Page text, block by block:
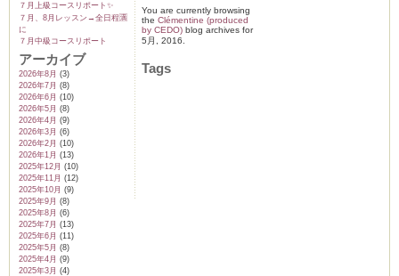
７月上級コースリポート✨️
７月、8月レッスン→全日程🈵
に
７月中級コースリポート
アーカイブ
2026年8月 (3)
2026年7月 (8)
2026年6月 (10)
2026年5月 (8)
2026年4月 (9)
2026年3月 (6)
2026年2月 (10)
2026年1月 (13)
2025年12月 (10)
2025年11月 (12)
2025年10月 (9)
2025年9月 (8)
2025年8月 (6)
2025年7月 (13)
2025年6月 (11)
2025年5月 (8)
2025年4月 (9)
2025年3月 (4)
You are currently browsing
the Clémentine (produced
by CEDO)blog archives for
5月, 2016.
Tags